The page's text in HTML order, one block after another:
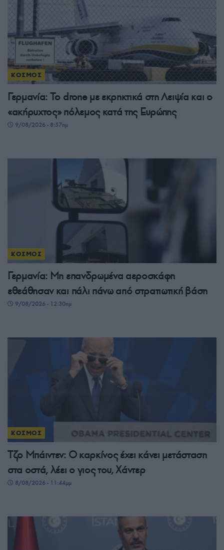
ΚΟΣΜΟΣ
Γερμανία: Το drone με εκρηκτικά στη Λειψία και ο
«ακήρυχτος» πόλεμος κατά της Ευρώπης
9/08/2026 - 8:57πμ
ΚΟΣΜΟΣ
Γερμανία: Μη επανδρωμένα αεροσκάφη
εθεάθησαν και πάλι πάνω από στρατιωτική βάση
9/08/2026 - 12:30πμ
ΚΟΣΜΟΣ
Τζο Μπάιντεν: Ο καρκίνος έχει κάνει μετάσταση
στα οστά, λέει ο γιος του, Χάντερ
8/08/2026 - 11:44μμ